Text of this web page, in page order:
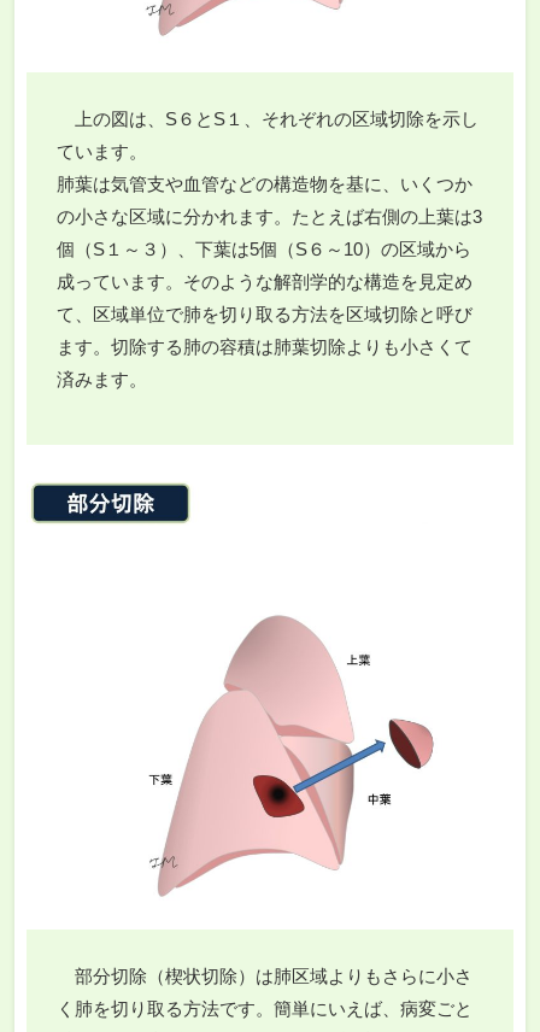
上の図は、S６とS１、それぞれの区域切除を示し
ています。
肺葉は気管支や血管などの構造物を基に、いくつか
の小さな区域に分かれます。たとえば右側の上葉は3
個（S１～３）、下葉は5個（S６～10）の区域から
成っています。そのような解剖学的な構造を見定め
て、区域単位で肺を切り取る方法を区域切除と呼び
ます。切除する肺の容積は肺葉切除よりも小さくて
済みます。
部分切除（楔状切除）は肺区域よりもさらに小さ
く肺を切り取る方法です。簡単にいえば、病変ごと